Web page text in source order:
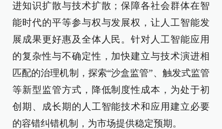
进知识扩散与技术扩散；保障各社会群体在智
能时代的平等参与权与发展权，让人工智能发
展成果更好惠及全体人民。针对人工智能应用
的复杂性与不确定性，加快建立与技术演进相
匹配的治理机制，探索“沙盒监管”、触发式监管
等新型监管方式，降低制度性成本，为处于初
创期、成长期的人工智能技术和应用建立必要
的容错纠错机制，为市场提供稳定预期。